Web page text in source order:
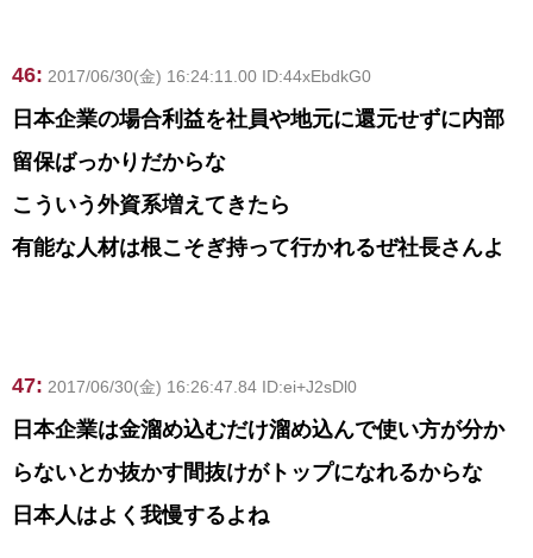
46: 2017/06/30(金) 16:24:11.00 ID:44xEbdkG0
日本企業の場合利益を社員や地元に還元せずに内部
留保ばっかりだからな
こういう外資系増えてきたら
有能な人材は根こそぎ持って行かれるぜ社長さんよ
47: 2017/06/30(金) 16:26:47.84 ID:ei+J2sDl0
日本企業は金溜め込むだけ溜め込んで使い方が分か
らないとか抜かす間抜けがトップになれるからな
日本人はよく我慢するよね